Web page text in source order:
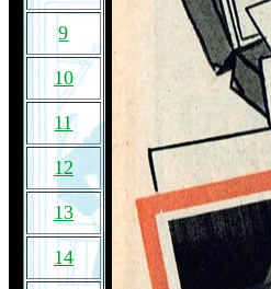
9
10
11
12
13
14